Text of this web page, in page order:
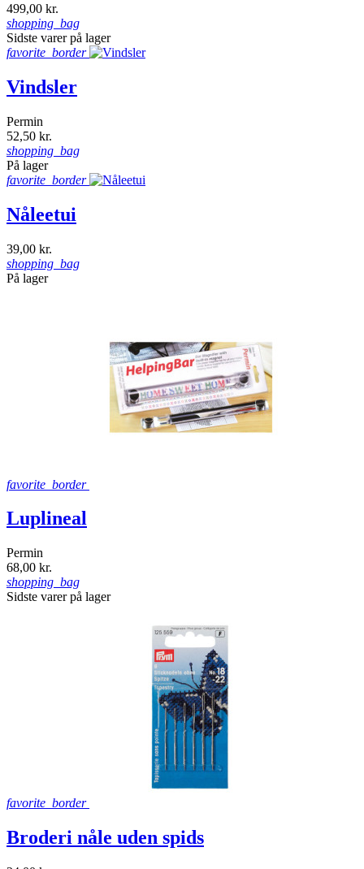
499,00 kr.
shopping_bag
Sidste varer på lager
favorite_border
Vindsler
Permin
52,50 kr.
shopping_bag
På lager
favorite_border
Nåleetui
39,00 kr.
shopping_bag
På lager
favorite_border
Luplineal
Permin
68,00 kr.
shopping_bag
Sidste varer på lager
favorite_border
Broderi nåle uden spids